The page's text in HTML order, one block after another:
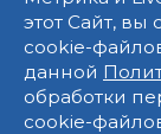
этот Сайт, вы
cookie-
данной
обработки
cookie-